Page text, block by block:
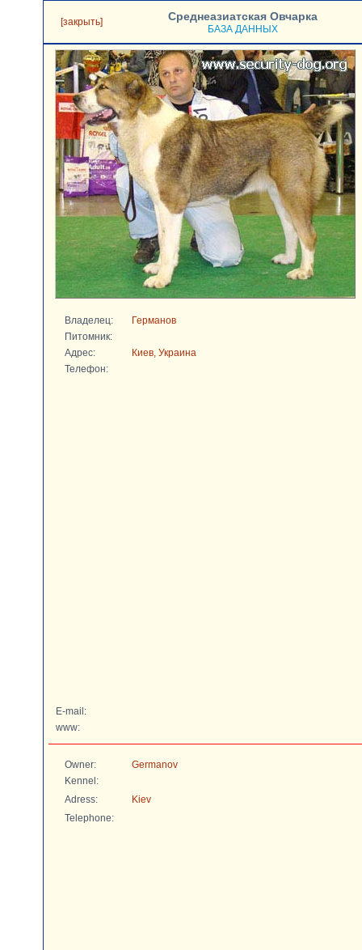
[закрыть] Среднеазиатская Овчарка
БАЗА ДАННЫХ
Владелец:
Германов
Питомник:
Адрес:
Киев, Украина
Телефон:
E-mail:
www:
Owner:
Germanov
Kennel:
Adress:
Kiev
Telephone: